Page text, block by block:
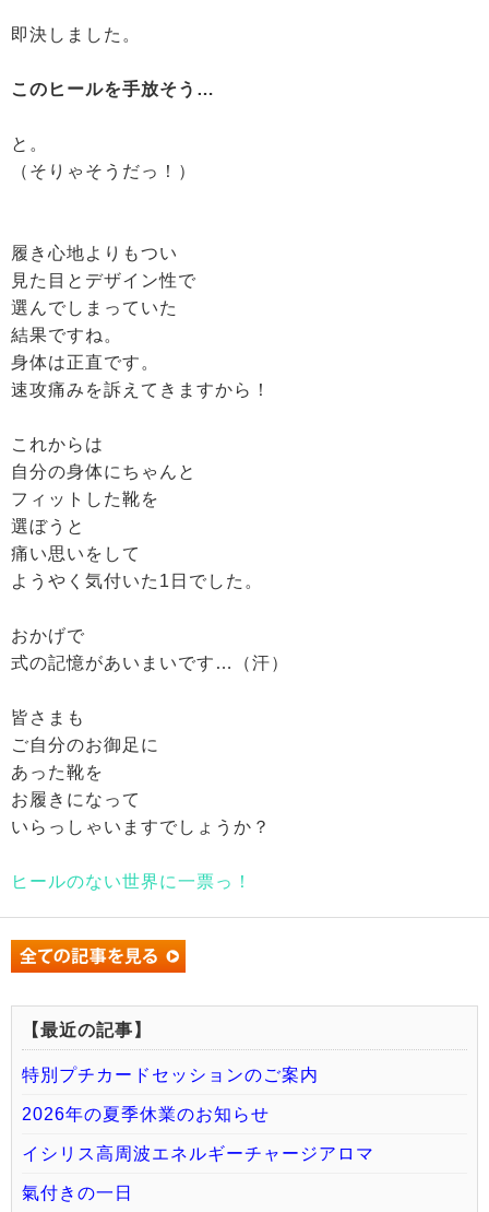
即決しました。
このヒールを手放そう…
と。
（そりゃそうだっ！）
履き心地よりもつい
見た目とデザイン性で
選んでしまっていた
結果ですね。
身体は正直です。
速攻痛みを訴えてきますから！
これからは
自分の身体にちゃんと
フィットした靴を
選ぼうと
痛い思いをして
ようやく気付いた1日でした。
おかげで
式の記憶があいまいです…（汗）
皆さまも
ご自分のお御足に
あった靴を
お履きになって
いらっしゃいますでしょうか？
ヒールのない世界に一票っ！
【最近の記事】
特別プチカードセッションのご案内
2026年の夏季休業のお知らせ
イシリス高周波エネルギーチャージアロマ
氣付きの一日